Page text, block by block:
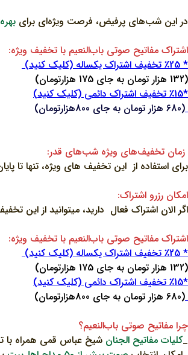
در این شب‌های پرفیض، فرصت ویژه‌ای برای
اشتراک مفاتیح صوتی باب‌النعیم با تخفیف ویژه:
* ٪25 تخفیف اشتراک یکساله (کلیک کنید)
(132 هزار تومان به جای 175 هزارتومان)
*٪15 تخفیف اشتراک دائمی (کلیک کنید)
(680 هزار تومان به جای 800هزارتومان)
زمان تخفیف‌های ویژه شب‌های قدر:
برای استفاده از این تخفیف های ویژه، تنها تا
امکان رزرو اشتراک:
اگر الان اشتراک فعال دارید، میتوانید از این
اشتراک مفاتیح صوتی باب‌النعیم با تخفیف ویژه:
* ٪25 تخفیف اشتراک یکساله (کلیک کنید)
(132 هزار تومان به جای 175 هزارتومان)
*٪15 تخفیف اشتراک دائمی (کلیک کنید)
(680 هزار تومان به جای 800هزارتومان)
چرا مفاتیح صوتی باب‌النعیم؟
_کلیات مفاتیح الجنان شیخ عباس قمی همراه